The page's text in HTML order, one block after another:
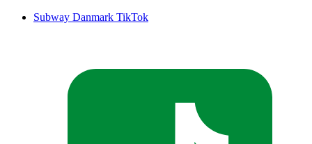
Subway Danmark TikTok